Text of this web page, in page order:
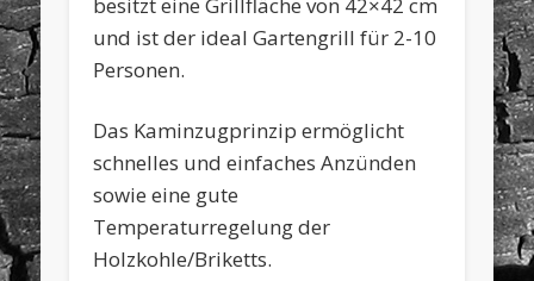
und ist der ideal Gartengrill für 2-10
Personen.
Das Kaminzugprinzip ermöglicht
schnelles und einfaches Anzünden
sowie eine gute
Temperaturregelung der
Holzkohle/Briketts.